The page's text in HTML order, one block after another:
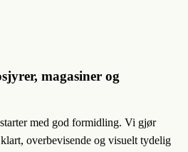
magasiner og
med god formidling. Vi gjør
overbevisende og visuelt tydelig